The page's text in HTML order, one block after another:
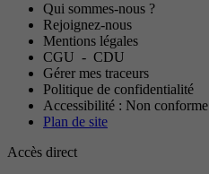
Qui sommes-nous ?
Rejoignez-nous
Mentions légales
CGU - CDU
Gérer mes traceurs
Politique de confidentialité
Accessibilité : Non conforme
Plan de site
Accès direct